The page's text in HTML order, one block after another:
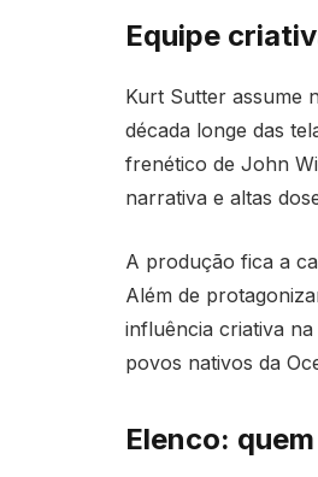
Equipe
Kurt Sutter assume
década longe das
frenético de John
narrativa e altas
A produção fica a
Além de
influência criativa
povos nativos da
Elenco: